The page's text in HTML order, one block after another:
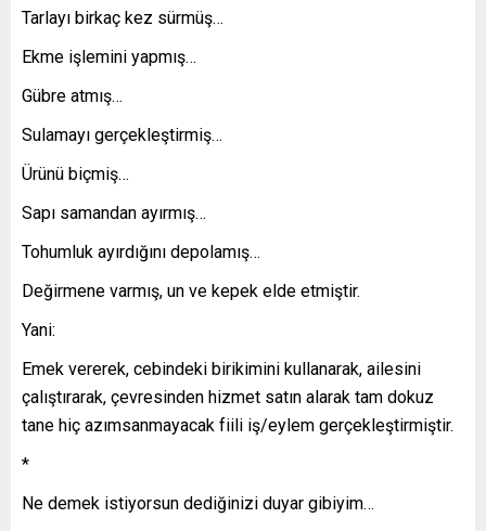
Tarlayı birkaç kez sürmüş…
Ekme işlemini yapmış…
Gübre atmış…
Sulamayı gerçekleştirmiş…
Ürünü biçmiş…
Sapı samandan ayırmış…
Tohumluk ayırdığını depolamış…
Değirmene varmış, un ve kepek elde etmiştir.
Yani:
Emek vererek, cebindeki birikimini kullanarak, ailesini
çalıştırarak, çevresinden hizmet satın alarak tam dokuz
tane hiç azımsanmayacak fiili iş/eylem gerçekleştirmiştir.
*
Ne demek istiyorsun dediğinizi duyar gibiyim…